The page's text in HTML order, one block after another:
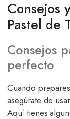
Consejos
Pastel de
Consejos
perfecto
Cuando
asegúrate de
Aquí tienes